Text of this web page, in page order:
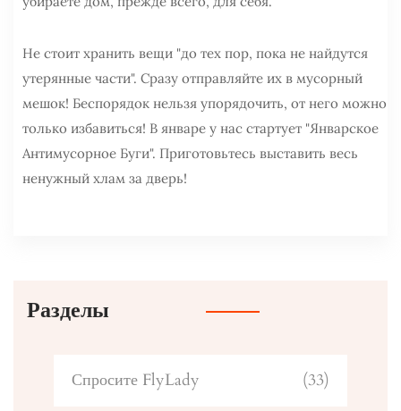
Не стоит хранить вещи "до тех пор, пока не найдутся
утерянные части". Сразу отправляйте их в мусорный
мешок! Беспорядок нельзя упорядочить, от него можно
только избавиться! В январе у нас стартует "Январское
Антимусорное Буги". Приготовьтесь выставить весь
ненужный хлам за дверь!
Разделы
Спросите FlyLady (33)